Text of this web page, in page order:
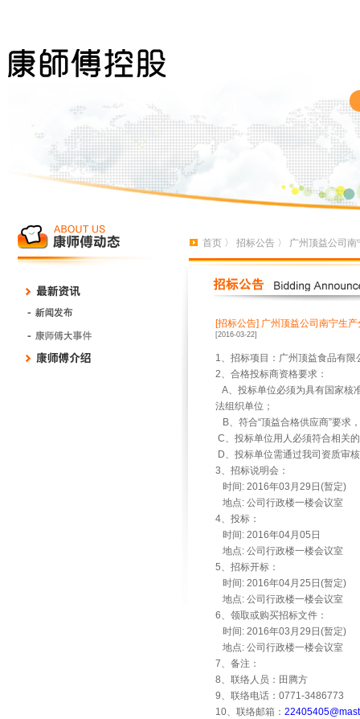
首页 〉 招标公告 〉 广州顶益公司
[招标公告] 广州顶益公司南宁生
[2016-03-22]
1、招标项目：广州顶益食品有
2、合格投标商资格要求：
A、投标单位必须为具有国家核
法组织单位；
B、符合“顶益合格供应商”要求
C、投标单位用人必须符合相关
D、投标单位需通过我司资质审
3、招标说明会：
时间: 2016年03月29日(暂定)
地点: 公司行政楼一楼会议室
4、投标：
时间: 2016年04月05日
地点: 公司行政楼一楼会议室
5、招标开标：
时间: 2016年04月25日(暂定)
地点: 公司行政楼一楼会议室
6、领取或购买招标文件：
时间: 2016年03月29日(暂定)
地点: 公司行政楼一楼会议室
7、备注：
8、联络人员：田腾方
9、联络电话：0771-3486773
10、联络邮箱：